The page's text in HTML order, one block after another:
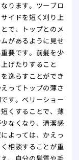
ります。ツーブロ
イドを短く刈り上
で、トップとのメ
があるように見せ
要です。前髪を少
げたりすること
逸らすことができ
ってトップの薄さ
す。ベリーショー
くすることで、薄
なくなり、清潔感
よっては、かえっ
相談することが重